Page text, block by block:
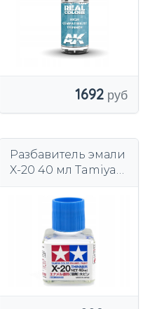
1692
Разбавитель эмали
X-20 40 мл Tamiya